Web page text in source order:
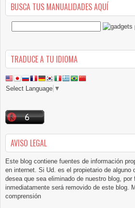
BUSCA TUS MANUALIDADES AQUÍ
TRADUCE A TU IDIOMA
Select Language ▼
AVISO LEGAL
Este blog contiene fuentes de información
en internet. Si Ud. es el propietario de alguno
desea que sea eliminado de nuestro blog, por
inmediatamente será removido de este blog.
comprensión